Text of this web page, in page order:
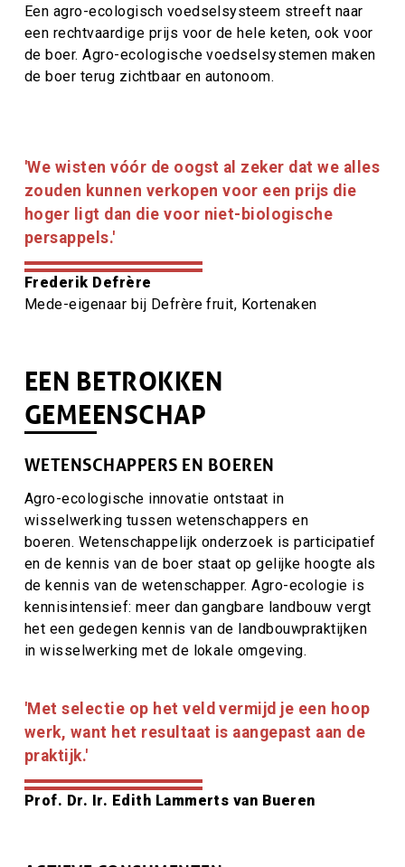
Een agro-ecologisch voedselsysteem streeft naar
een rechtvaardige prijs voor de hele keten, ook voor
de boer. Agro-ecologische voedselsystemen maken
de boer terug zichtbaar en autonoom.
Citaat
tekst
'We wisten vóór de oogst al zeker dat we alles
zouden kunnen verkopen voor een prijs die
hoger ligt dan die voor niet-biologische
persappels.'
Citaat
auteur
Frederik Defrère
Citaat
Mede-eigenaar bij Defrère fruit, Kortenaken
EEN BETROKKEN
GEMEENSCHAP
WETENSCHAPPERS EN BOEREN
Agro-ecologische innovatie ontstaat in
wisselwerking tussen wetenschappers en
boeren. Wetenschappelijk onderzoek is participatief
en de kennis van de boer staat op gelijke hoogte als
de kennis van de wetenschapper. Agro-ecologie is
kennisintensief: meer dan gangbare landbouw vergt
het een gedegen kennis van de landbouwpraktijken
in wisselwerking met de lokale omgeving.
Citaat
tekst
'Met selectie op het veld vermijd je een hoop
werk, want het resultaat is aangepast aan de
praktijk.'
Citaat
Prof. Dr. Ir. Edith Lammerts van Bueren